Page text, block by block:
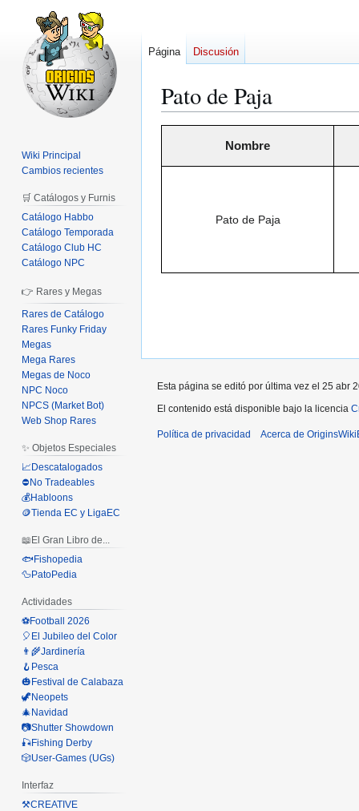
Pato de Paja
la
la
Nombre
Pato de Paja
Página Discusión
Wiki Principal
Cambios recientes
🛒 Catálogos y Furnis
Catálogo Habbo
Catálogo Temporada
Catálogo Club HC
Catálogo NPC
👉 Rares y Megas
Rares de Catálogo
Rares Funky Friday
Megas
Mega Rares
Megas de Noco
NPC Noco
NPCS (Market Bot)
Web Shop Rares
✨ Objetos Especiales
📈Descatalogados
⛔No Tradeables
💰Habloons
🪙Tienda EC y LigaEC
📖El Gran Libro de...
🐟Fishopedia
🦆PatoPedia
Actividades
⚽Football 2026
🎈El Jubileo del Color
👨‍🌾Jardinería
🪝Pesca
🎃Festival de Calabaza
🦖Neopets
🎄Navidad
📷Shutter Showdown
🎣Fishing Derby
🎲User-Games (UGs)
Interfaz
⚒️CREATIVE
Esta página se editó por última vez el 25 abr
El contenido está disponible bajo la licencia
Política de privacidad Acerca de